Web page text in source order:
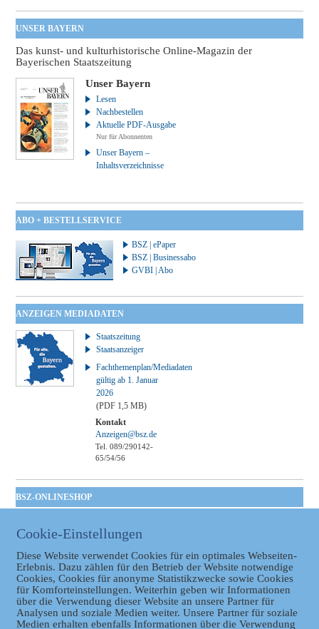
UNSER BAYERN
Das kunst- und kulturhistorische Online-Magazin der
Bayerischen Staatszeitung
Unser Bayern
Lesen
Nachbestellen
Aktuelle PDF-Ausgabe
Nur für Abonnenten
Unser Bayern –
Inhaltsverzeichnisse
ABO + BESTELLSERVICE
BSZ | ePaper
BSZ | Businessabo
GVBI | Abo
ANZEIGEN MEDIADATEN
Staatszeitung
Staatsanzeiger
Fachthemenplan/Mediadaten
gültig ab 1. Januar
2026
(PDF 1,5 MB)
Kontakt
Anzeigen@bsz.de
Tel. 089/290142-
65/54/56
BSZ-ONLINESHOP
Taschenbuch
Cookie-Einstellungen
Diese Website verwendet Cookies für ein optimales Webseiten-
Erlebnis. Dazu zählen für den Betrieb der Website notwendige
Cookies, Cookies für anonyme Statistikzwecke sowie Cookies
für Komforteinstellungen. Weiterhin geben wir Informationen
über die Verwendung dieser Website an unsere Partner für
Analysen und soziale Medien weiter. Unsere Partner für soziale
Medien erhalten ebenfalls Informationen über die Verwendung